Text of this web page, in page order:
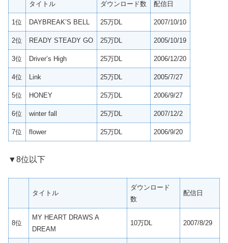
タイトル ダウンロード数 配信日
1位 DAYBREAK’S BELL 25万DL 2007/10/10
2位 READY STEADY GO 25万DL 2005/10/19
3位 Driver’s High 25万DL 2006/12/20
4位 Link 25万DL 2005/7/27
5位 HONEY 25万DL 2006/9/27
6位 winter fall 25万DL 2007/12/2
7位 flower 25万DL 2006/9/20
▼8位以下
タイトル
ダウンロード
数
配信日
8位
MY HEART DRAWS A
DREAM
10万DL 2007/8/29